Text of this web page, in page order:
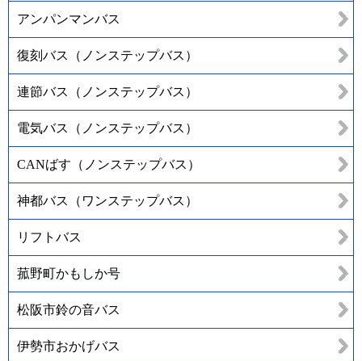
アンパンマンバス
復刻バス（ノンステップバス）
連節バス（ノンステップバス）
電気バス（ノンステップバス）
CANばす（ノンステップバス）
神都バス（ワンステップバス）
リフトバス
菰野町かもしか号
松阪市鈴の音バス
伊勢市おかげバス